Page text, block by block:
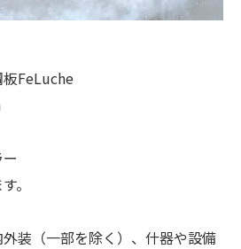
FeLuche
。
装（一部を除く）、什器や設備